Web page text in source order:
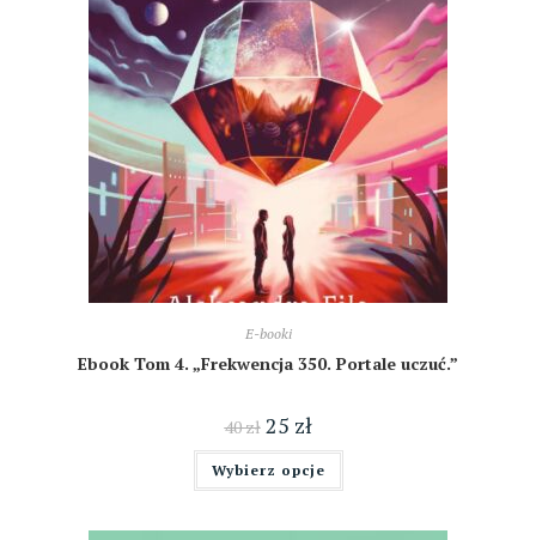
E-booki
Ebook Tom 4. „Frekwencja 350. Portale uczuć.”
40zł 25 zł
Wybierz opcje